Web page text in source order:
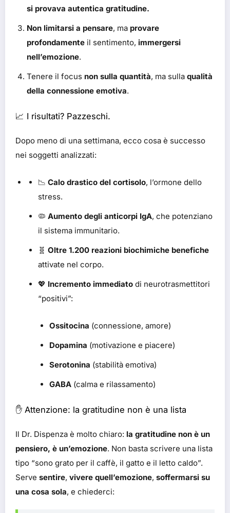
si provava autentica gratitudine.
Non limitarsi a pensare, ma provare
profondamente il sentimento, immergersi
nell’emozione.
Tenere il focus non sulla quantità, ma sulla qualità
della connessione emotiva.
📈 I risultati? Pazzeschi.
Dopo meno di una settimana, ecco cosa è successo
nei soggetti analizzati:
📉 Calo drastico del cortisolo, l’ormone dello
stress.
🦠 Aumento degli anticorpi IgA, che potenziano
il sistema immunitario.
🧬 Oltre 1.200 reazioni biochimiche benefiche
attivate nel corpo.
💖 Incremento immediato di neurotrasmettitori
“positivi”:
Ossitocina (connessione, amore)
Dopamina (motivazione e piacere)
Serotonina (stabilità emotiva)
GABA (calma e rilassamento)
✋ Attenzione: la gratitudine non è una lista
Il Dr. Dispenza è molto chiaro: la gratitudine non è un
pensiero, è un’emozione. Non basta scrivere una lista
tipo “sono grato per il caffè, il gatto e il letto caldo”.
Serve sentire, vivere quell’emozione, soffermarsi su
una cosa sola, e chiederci: